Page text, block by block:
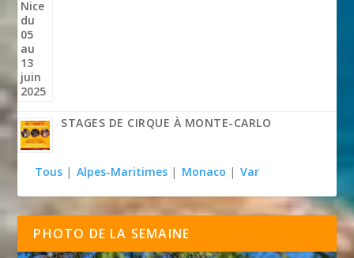
STAGES DE CIRQUE À MONTE-CARLO
Tous | Alpes-Maritimes | Monaco | Var
PHOTO DE LA SEMAINE